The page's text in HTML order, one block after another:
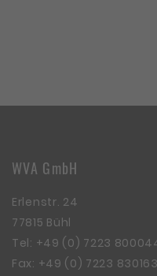
WVA GmbH
Erlenstr. 24
77815 Bühl
Tel: +49 (0) 7223
Fax: +49 (0) 7223